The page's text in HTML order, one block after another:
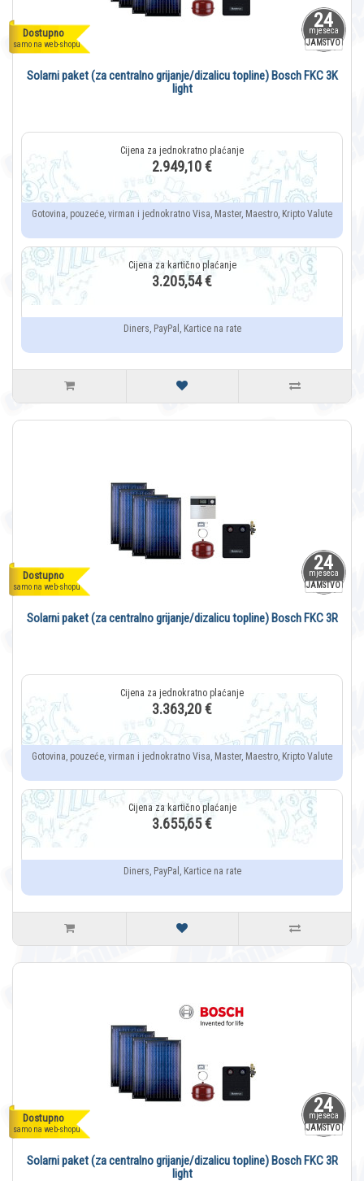
24
mjeseca
JAMSTVO
Dostupno
samo na web-shopu
Solarni paket (za centralno grijanje/dizalicu topline) Bosch FKC 3K
light
2.949,10 €
Gotovina, pouzeće, virman i jednokratno Visa, Master, Maestro, Kripto Valute
3.205,54 €
Diners, PayPal, Kartice na rate
24
mjeseca
JAMSTVO
Dostupno
samo na web-shopu
Solarni paket (za centralno grijanje/dizalicu topline) Bosch FKC 3R
3.363,20 €
Gotovina, pouzeće, virman i jednokratno Visa, Master, Maestro, Kripto Valute
3.655,65 €
Diners, PayPal, Kartice na rate
24
mjeseca
JAMSTVO
Dostupno
samo na web-shopu
Solarni paket (za centralno grijanje/dizalicu topline) Bosch FKC 3R
light